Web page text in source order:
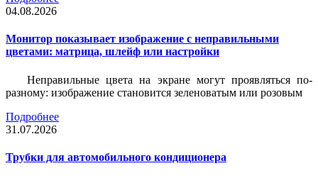
04.08.2026
Монитор показывает изображение с неправильными
цветами: матрица, шлейф или настройки
Неправильные цвета на экране могут проявляться по-
разному: изображение становится зеленоватым или розовым
Подробнее
31.07.2026
Трубки для автомобильного кондиционера